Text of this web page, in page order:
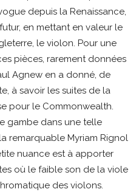
depuis la Renaissance,
en mettant en valeur le
le violon. Pour une
pièces, rarement données
Agnew en a donné, de
à savoir les suites de la
pour le Commonwealth.
gambe dans une telle
remarquable Myriam Rignol
nuance est à apporter
où le faible son de la viole
des violons.